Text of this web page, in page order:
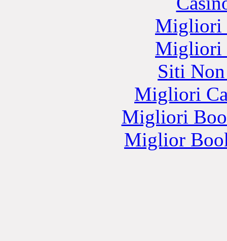
Migliori
Migliori
Siti
Migliori
Migliori
Miglior